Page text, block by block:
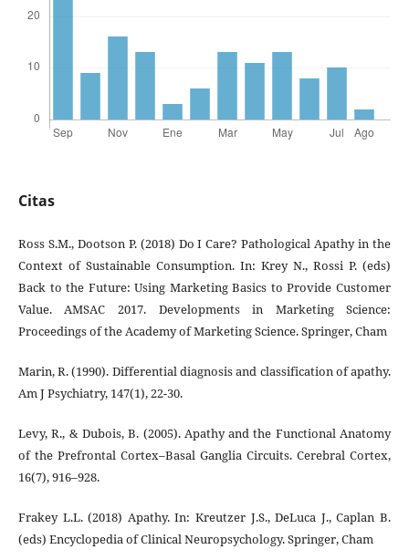
Citas
Ross S.M., Dootson P. (2018) Do I Care? Pathological Apathy in the
Context of Sustainable Consumption. In: Krey N., Rossi P. (eds)
Back to the Future: Using Marketing Basics to Provide Customer
Value. AMSAC 2017. Developments in Marketing Science:
Proceedings of the Academy of Marketing Science. Springer, Cham
Marin, R. (1990). Differential diagnosis and classification of apathy.
Am J Psychiatry, 147(1), 22-30.
Levy, R., & Dubois, B. (2005). Apathy and the Functional Anatomy
of the Prefrontal Cortex–Basal Ganglia Circuits. Cerebral Cortex,
16(7), 916–928.
Frakey L.L. (2018) Apathy. In: Kreutzer J.S., DeLuca J., Caplan B.
(eds) Encyclopedia of Clinical Neuropsychology. Springer, Cham